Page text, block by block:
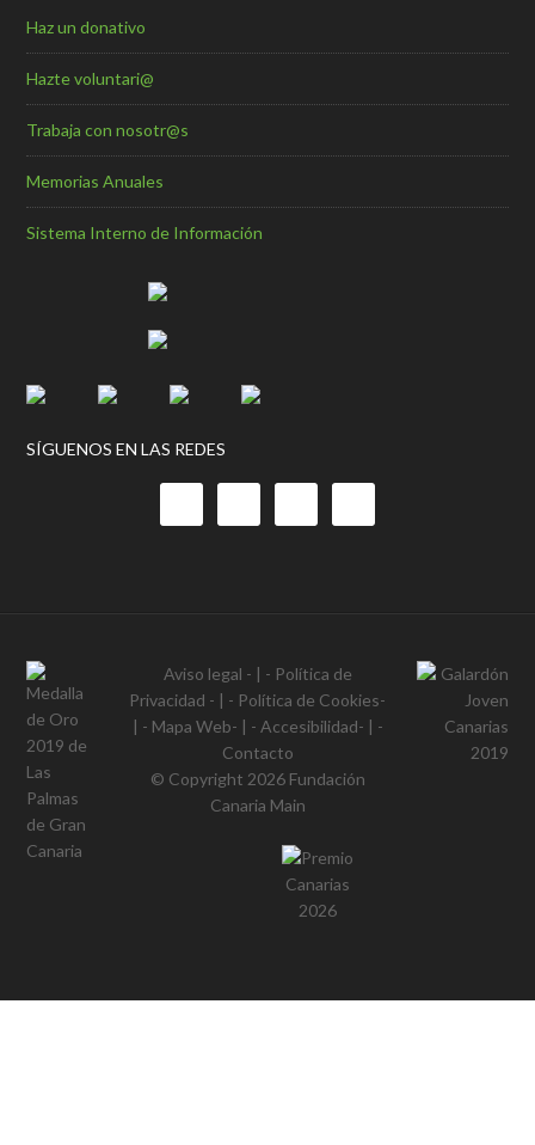
Haz un donativo
Hazte voluntari@
Trabaja con nosotr@s
Memorias Anuales
Sistema Interno de Información
SÍGUENOS EN LAS REDES
Aviso legal - | - Política de
Privacidad - | - Política de Cookies-
| - Mapa Web- | - Accesibilidad- | -
Contacto
© Copyright 2026 Fundación
Canaria Main